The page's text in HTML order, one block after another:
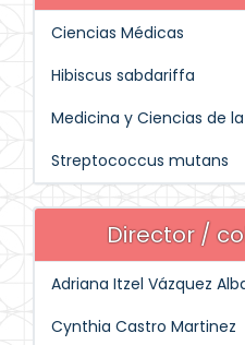
Ciencias Médicas
Hibiscus sabdariffa
Medicina y Ciencias de
Streptococcus mutans
Director /
Adriana Itzel Vázquez
Cynthia Castro Martinez